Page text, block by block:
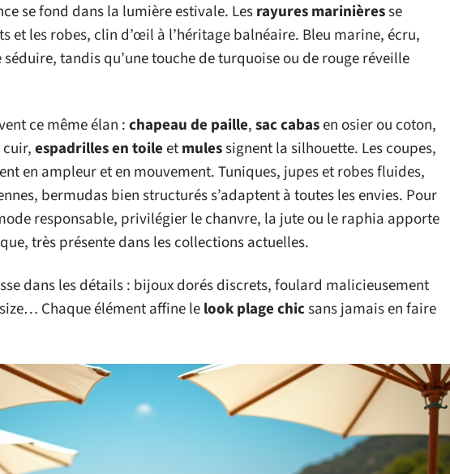
se fond dans la lumière estivale. Lesrayures marinièresse
et les robes, clin d’œil à l’héritage balnéaire. Bleu marine, écru,
tandis qu’une touche de turquoise ou de rouge réveille
ce même élan :chapeau de paille,sac cabasen osier ou coton,
cuir,espadrilles en toileetmulessignent la silhouette. Les coupes,
en ampleur et en mouvement. Tuniques, jupes et robes fluides,
bermudas bien structurés s’adaptent à toutes les envies. Pour
responsable, privilégier le chanvre, la jute ou le raphia apporte
très présente dans les collections actuelles.
dans les détails : bijoux dorés discrets, foulard malicieusement
Chaque élément affine lelook plage chicsans jamais en faire